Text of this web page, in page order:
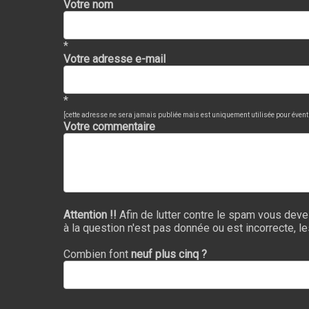
Votre nom
*
Votre adresse e-mail
*
[cette adresse ne sera jamais publiée mais est uniquement utilisée pour
Votre commentaire
Attention !! Afin de lutter contre le spam vous
à la question n'est pas donnée ou est incorrecte,
Combien font neuf plus cinq ?